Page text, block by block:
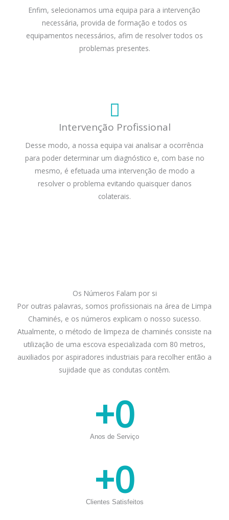
Enfim, selecionamos uma equipa para a intervenção
necessária, provida de formação e todos os
equipamentos necessários, afim de resolver todos os
problemas presentes.
Intervenção Profissional
Desse modo, a nossa equipa vai analisar a ocorrência
para poder determinar um diagnóstico e, com base no
mesmo, é efetuada uma intervenção de modo a
resolver o problema evitando quaisquer danos
colaterais.
Os Números Falam por si
Por outras palavras, somos profissionais na área de Limpa
Chaminés, e os números explicam o nosso sucesso.
Atualmente, o método de limpeza de chaminés consiste na
utilização de uma escova especializada com 80 metros,
auxiliados por aspiradores industriais para recolher então a
sujidade que as condutas contêm.
Anos de Serviço
+0
Clientes Satisfeitos
+0